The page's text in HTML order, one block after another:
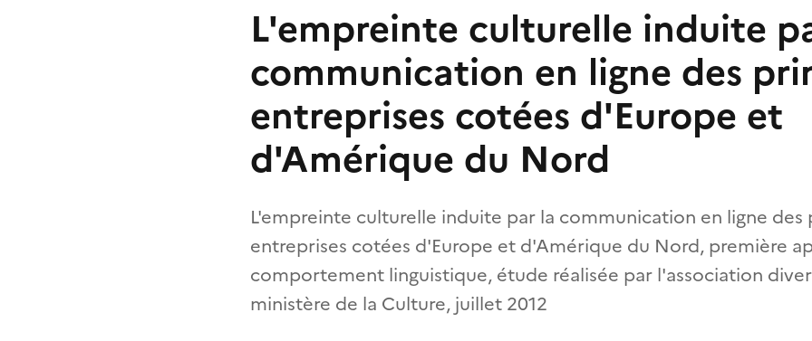
L'empreinte culturelle induite
communication en ligne des
entreprises cotées d'Europe et
d'Amérique du Nord
L'empreinte culturelle induite par la communication en ligne des
entreprises cotées d'Europe et d'Amérique du Nord, première
comportement linguistique, étude réalisée par l'association
ministère de la Culture, juillet 2012